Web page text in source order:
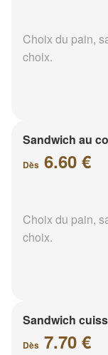
Choix du pain,
choix.
Sandwich au
Dès 6.60 €
Choix du pain,
choix.
Sandwich
Dès 7.70 €